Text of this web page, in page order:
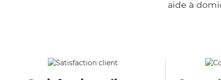
aide à